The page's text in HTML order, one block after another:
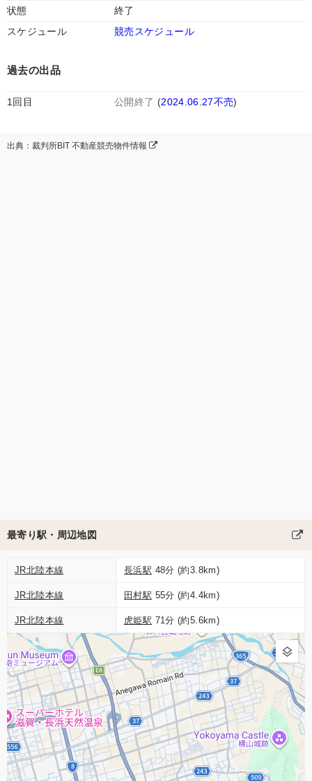
状態
終了
スケジュール
競売スケジュール
過去の出品
1回目 公開終了 (2024.06.27不売)
出典：裁判所BIT 不動産競売物件情報
最寄り駅・周辺地図
JR北陸本線 長浜駅 48分 (約3.8km)
JR北陸本線 田村駅 55分 (約4.4km)
JR北陸本線 虎姫駅 71分 (約5.6km)